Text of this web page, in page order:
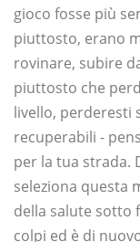
gioco fosse più
piuttosto, erano
rovinare, subire
piuttosto che
livello, perderesti
recuperabili -
per la tua strada.
seleziona questa
della salute sotto
colpi ed è di